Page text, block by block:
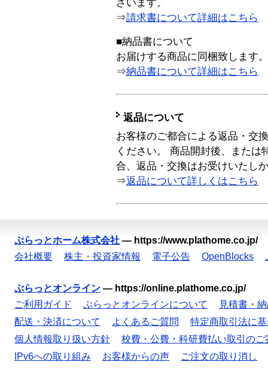
ざいます。
⇒請求書について詳細はこちら
■納品書について
お届けする商品に同梱致します。
⇒納品書について詳細はこちら
返品について
お客様のご都合による返品・交
ください。 商品開封後、または
合、返品・交換はお受けいたし
⇒返品について詳しくはこちら
ぷらっとホーム株式会社 — https://www.plathome.co.jp/
会社概要
株主・投資家情報 電子公告 OpenBlocks
ぷらっとオンライン — https://online.plathome.co.jp/
ご利用ガイド
ぷらっとオンラインについて
見積書・
配送・決済について
よくあるご質問
特定商取引法に
個人情報取り扱い方針
校費・公費・科研費払い取引のご
IPv6への取り組み
お客様からの声 ご注文の取り消し